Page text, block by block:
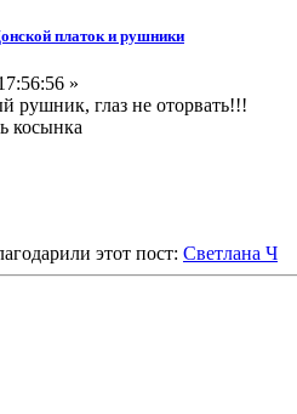
платок и рушники
»
рушник, глаз не оторвать!!!
косынка
этот пост: Светлана Ч